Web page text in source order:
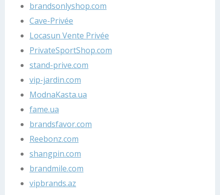
brandsonlyshop.com
Cave-Privée
Locasun Vente Privée
PrivateSportShop.com
stand-prive.com
vip-jardin.com
ModnaKasta.ua
fame.ua
brandsfavor.com
Reebonz.com
shangpin.com
brandmile.com
vipbrands.az